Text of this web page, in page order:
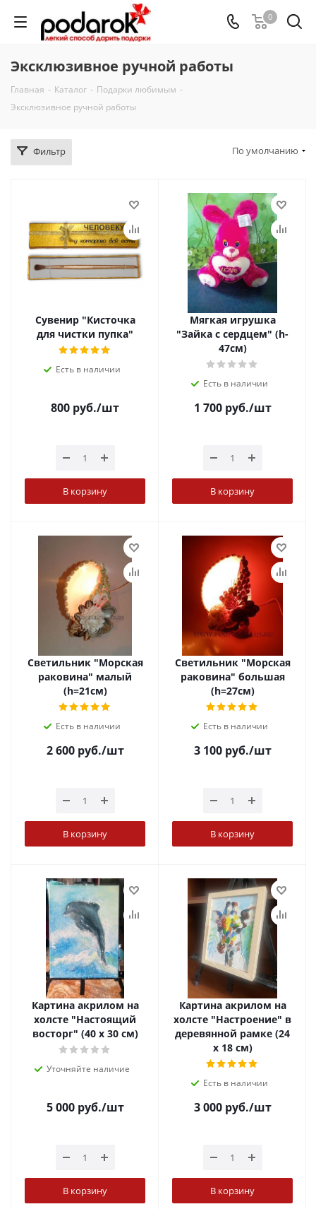
0
Эксклюзивное ручной работы
Главная - Каталог - Подарки любимым -
Эксклюзивное ручной работы
Фильтр По умолчанию
Сувенир "Кисточка
для чистки пупка"
Есть в наличии
800 руб./шт
В корзину
Мягкая игрушка
"Зайка с сердцем" (h-
47см)
Есть в наличии
1 700руб./шт
В корзину
Светильник "Морская
раковина" малый
(h=21см)
Есть в наличии
2 600руб./шт
В корзину
Светильник "Морская
раковина" большая
(h=27см)
Есть в наличии
3 100руб./шт
В корзину
Картина акрилом на
холсте "Настоящий
восторг" (40 х 30 см)
Уточняйте наличие
5 000руб./шт
В корзину
Картина акрилом на
холсте "Настроение" в
деревянной рамке (24
х 18 см)
Есть в наличии
3 000руб./шт
В корзину